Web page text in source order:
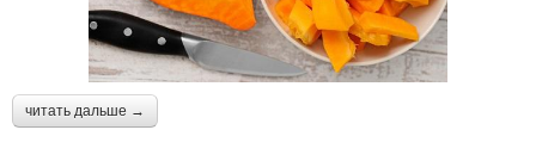
читать дальше →